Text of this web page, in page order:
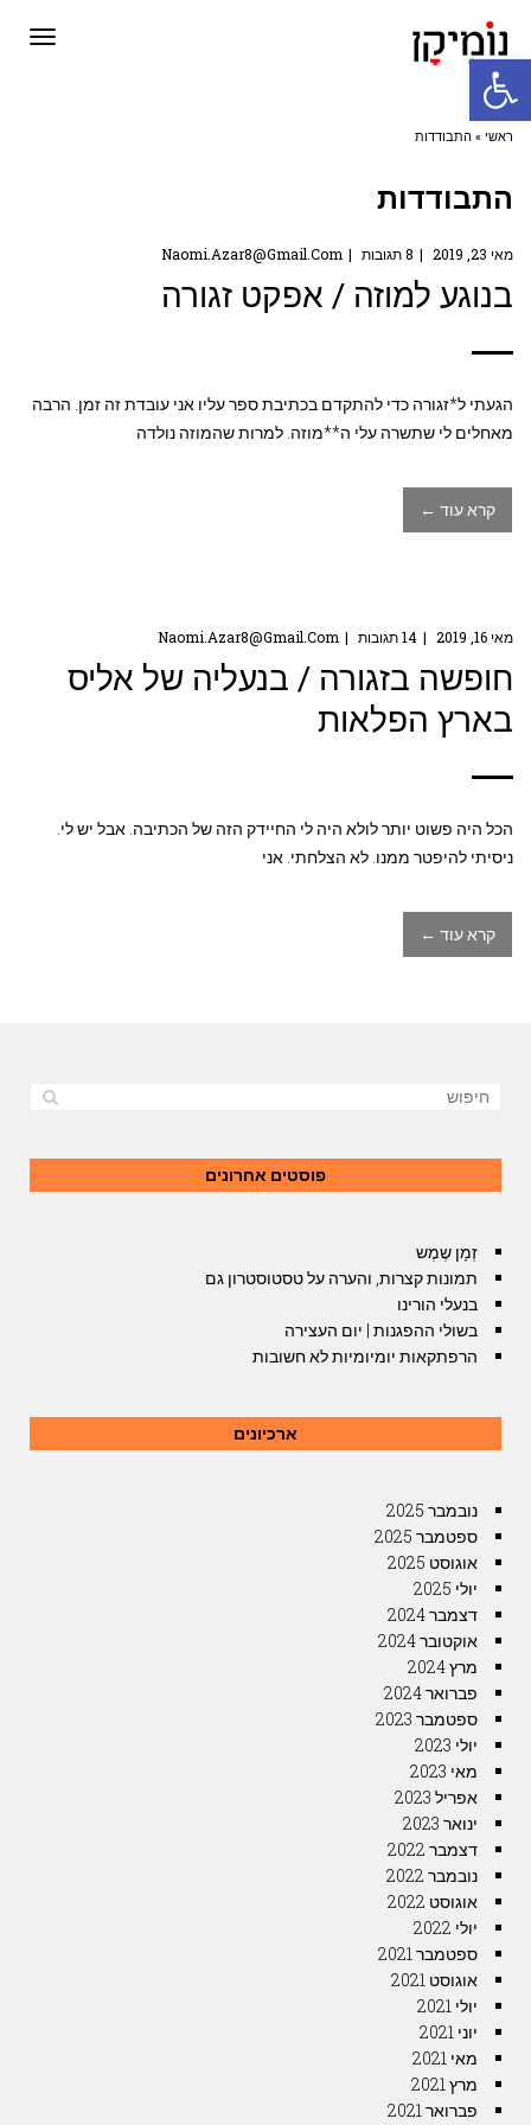
פתח סרגל נגישות
ראשי » התבודדות
התבודדות
מאי 23, 2019 8 תגובות Naomi.azar8@gmail.com
בנוגע למוזה / אפקט זגורה
הגעתי ל*זגורה כדי להתקדם בכתיבת ספר עליו אני עובדת זה זמן. הרבה
מאחלים לי שתשרה עלי ה**מוזה. למרות שהמוזה נולדה
קרא עוד ←
מאי 16, 2019 14 תגובות Naomi.azar8@gmail.com
חופשה בזגורה / בנעליה של אליס
בארץ הפלאות
הכל היה פשוט יותר לולא היה לי החיידק הזה של הכתיבה. אבל יש לי.
ניסיתי להיפטר ממנו. לא הצלחתי. אני
קרא עוד ←
פוסטים אחרונים
זְמָן שֶמֶש
תמונות קצרות, והערה על טסטוסטרון גם
בנעלי הורינו
בשולי ההפגנות | יום העצירה
הרפתקאות יומיומיות לא חשובות
ארכיונים
נובמבר 2025
ספטמבר 2025
אוגוסט 2025
יולי 2025
דצמבר 2024
אוקטובר 2024
מרץ 2024
פברואר 2024
ספטמבר 2023
יולי 2023
מאי 2023
אפריל 2023
ינואר 2023
דצמבר 2022
נובמבר 2022
אוגוסט 2022
יולי 2022
ספטמבר 2021
אוגוסט 2021
יולי 2021
יוני 2021
מאי 2021
מרץ 2021
פברואר 2021